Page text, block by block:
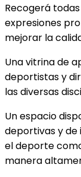
Recogerá
expresiones
mejorar la
Una vitrina de
deportistas y
las diversas
Un espacio
deportivas y de
el deporte
manera